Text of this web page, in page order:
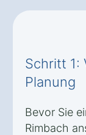
Schritt 1:
Planung
Bevor Sie
Rimbach